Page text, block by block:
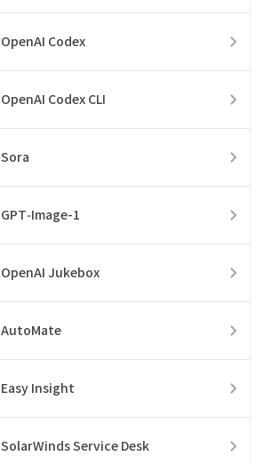
OpenAI Codex
OpenAI Codex CLI
Sora
GPT‑Image-1
OpenAI Jukebox
AutoMate
Easy Insight
SolarWinds Service Desk